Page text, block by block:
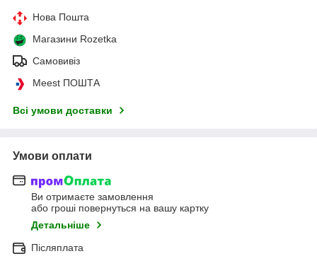
Нова Пошта
Магазини Rozetka
Самовивіз
Meest ПОШТА
Всі умови доставки
Умови оплати
Ви отримаєте замовлення
або гроші повернуться на вашу картку
Детальніше
Післяплата